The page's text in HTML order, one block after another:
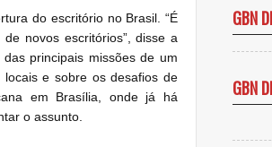
do escritório no Brasil. “É
novos escritórios”, disse a
principais missões de um
e sobre os desafios de
em Brasília, onde já há
o assunto.
GBN
GBN